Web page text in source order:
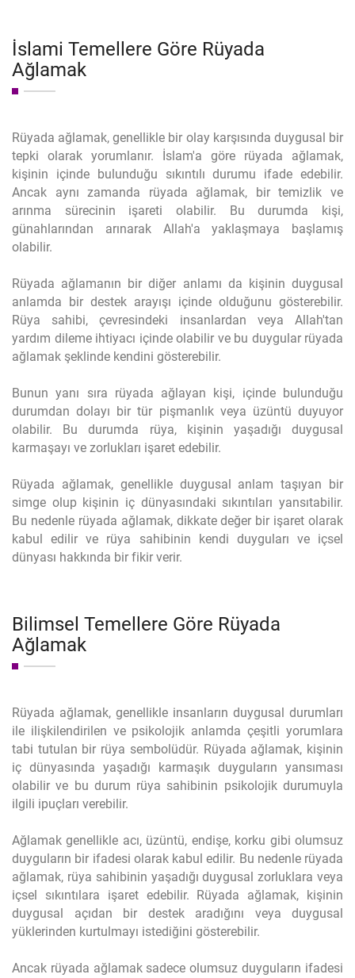
İslami Temellere Göre Rüyada
Ağlamak
Rüyada ağlamak, genellikle bir olay karşısında duygusal bir
tepki olarak yorumlanır. İslam'a göre rüyada ağlamak,
kişinin içinde bulunduğu sıkıntılı durumu ifade edebilir.
Ancak aynı zamanda rüyada ağlamak, bir temizlik ve
arınma sürecinin işareti olabilir. Bu durumda kişi,
günahlarından arınarak Allah'a yaklaşmaya başlamış
olabilir.
Rüyada ağlamanın bir diğer anlamı da kişinin duygusal
anlamda bir destek arayışı içinde olduğunu gösterebilir.
Rüya sahibi, çevresindeki insanlardan veya Allah'tan
yardım dileme ihtiyacı içinde olabilir ve bu duygular rüyada
ağlamak şeklinde kendini gösterebilir.
Bunun yanı sıra rüyada ağlayan kişi, içinde bulunduğu
durumdan dolayı bir tür pişmanlık veya üzüntü duyuyor
olabilir. Bu durumda rüya, kişinin yaşadığı duygusal
karmaşayı ve zorlukları işaret edebilir.
Rüyada ağlamak, genellikle duygusal anlam taşıyan bir
simge olup kişinin iç dünyasındaki sıkıntıları yansıtabilir.
Bu nedenle rüyada ağlamak, dikkate değer bir işaret olarak
kabul edilir ve rüya sahibinin kendi duyguları ve içsel
dünyası hakkında bir fikir verir.
Bilimsel Temellere Göre Rüyada
Ağlamak
Rüyada ağlamak, genellikle insanların duygusal durumları
ile ilişkilendirilen ve psikolojik anlamda çeşitli yorumlara
tabi tutulan bir rüya sembolüdür. Rüyada ağlamak, kişinin
iç dünyasında yaşadığı karmaşık duyguların yansıması
olabilir ve bu durum rüya sahibinin psikolojik durumuyla
ilgili ipuçları verebilir.
Ağlamak genellikle acı, üzüntü, endişe, korku gibi olumsuz
duyguların bir ifadesi olarak kabul edilir. Bu nedenle rüyada
ağlamak, rüya sahibinin yaşadığı duygusal zorluklara veya
içsel sıkıntılara işaret edebilir. Rüyada ağlamak, kişinin
duygusal açıdan bir destek aradığını veya duygusal
yüklerinden kurtulmayı istediğini gösterebilir.
Ancak rüyada ağlamak sadece olumsuz duyguların ifadesi